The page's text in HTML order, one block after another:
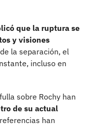
que la ruptura se
y visiones
la separación, el
incluso en
sobre Rochy han
de su actual
han